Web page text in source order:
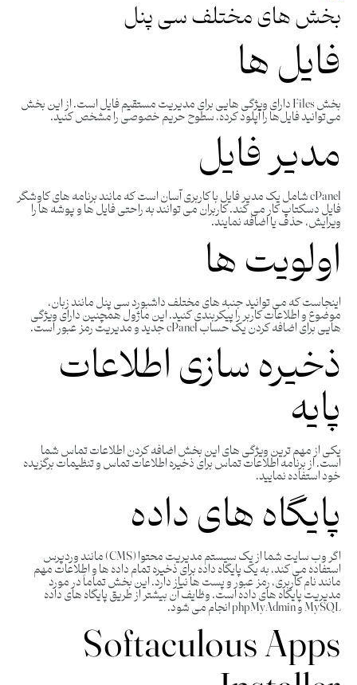
بخش های مختلف سی پنل
فایل ها
بخش Files دارای ویژگی هایی برای مدیریت مستقیم فایل است. از این بخش
می‌توانید فایل‌ها را آپلود کرده، سطوح حریم خصوصی را مشخص کنید.
مدیر فایل
cPanel شامل یک مدیر فایل با کاربری آسان است که مانند برنامه های کاوشگر
فایل دسکتاپ کار می کند. کاربران می توانند به راحتی فایل ها و پوشه ها را
ویرایش، حذف یا اضافه نمایند.
اولویت ها
اینجاست که می توانید جنبه های مختلف داشبورد سی پنل مانند زبان،
موضوع و اطلاعات کاربر را پیکربندی کنید. این ماژول همچنین دارای ویژگی
هایی برای اضافه کردن یک حساب cPanel جدید و مدیریت رمز عبور است.
ذخیره سازی اطلاعات
پایه
یکی از مهم ترین ویژگی های این بخش اضافه کردن اطلاعات تماس شما
است. از برنامه اطلاعات تماس برای ذخیره اطلاعات تماس و تنظیمات برگزیده
خود استفاده نمایید.
پایگاه های داده
اگر وب سایت شما از یک سیستم مدیریت محتوا (CMS) مانند وردپرس
استفاده می کند، به یک پایگاه داده برای ذخیره تمام داده ها و اطلاعات مهم
مانند نام کاربری، رمز عبور و پست ها نیاز دارد. این بخش تماماً در مورد
مدیریت پایگاه های داده است. وظایف آن بیشتر از طریق پایگاه های داده
MySQL و phpMyAdmin انجام می شود.
Softaculous Apps